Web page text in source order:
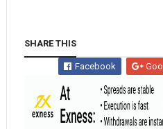
SHARE THIS
Facebook